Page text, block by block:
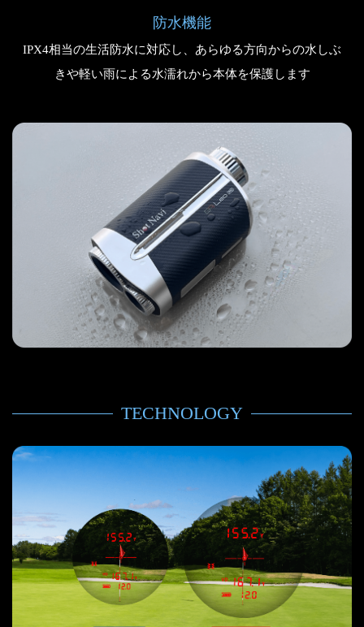
防水機能
IPX4相当の生活防水に対応し、あらゆる方向からの水しぶ
きや軽い雨による水濡れから本体を保護します
TECHNOLOGY